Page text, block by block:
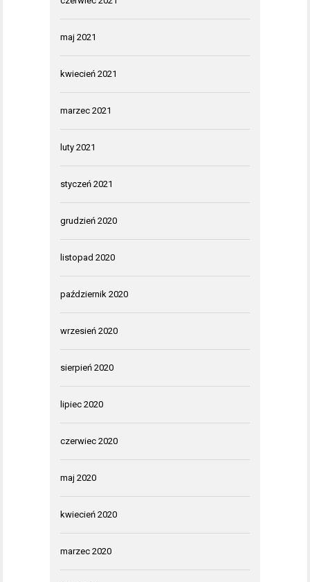
maj 2021
kwiecień 2021
marzec 2021
luty 2021
styczeń 2021
grudzień 2020
listopad 2020
październik 2020
wrzesień 2020
sierpień 2020
lipiec 2020
czerwiec 2020
maj 2020
kwiecień 2020
marzec 2020